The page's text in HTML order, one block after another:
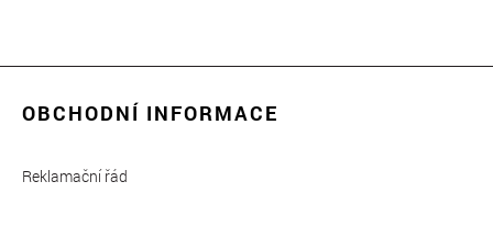
OBCHODNÍ INFORMACE
Reklamační řád